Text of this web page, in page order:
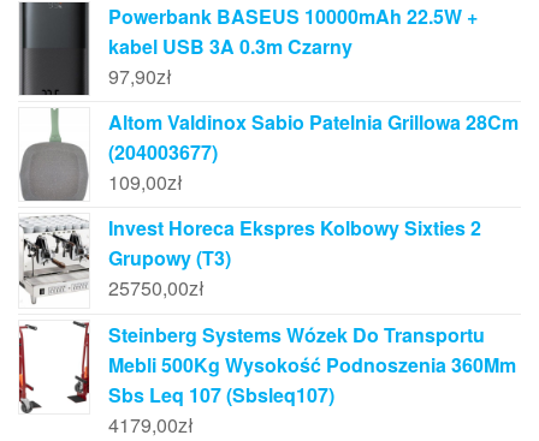
Powerbank BASEUS 10000mAh 22.5W +
kabel USB 3A 0.3m Czarny
97,90zł
Altom Valdinox Sabio Patelnia Grillowa 28Cm
(204003677)
109,00zł
Invest Horeca Ekspres Kolbowy Sixties 2
Grupowy (T3)
25750,00zł
Steinberg Systems Wózek Do Transportu
Mebli 500Kg Wysokość Podnoszenia 360Mm
Sbs Leq 107 (Sbsleq107)
4179,00zł